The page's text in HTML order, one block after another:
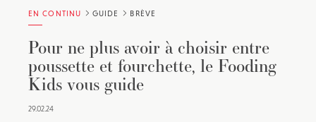
EN CONTINU GUIDE BRÈVE
Pour ne plus avoir à choisir entre
poussette et fourchette, le Fooding
Kids vous guide
29.02.24